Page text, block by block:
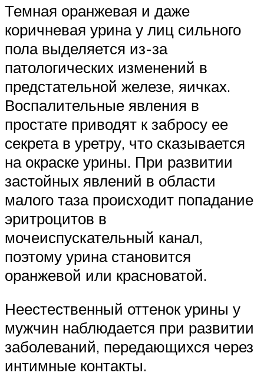
Темная оранжевая и даже
коричневая урина у лиц сильного
пола выделяется из-за
патологических изменений в
предстательной железе, яичках.
Воспалительные явления в
простате приводят к забросу ее
секрета в уретру, что сказывается
на окраске урины. При развитии
застойных явлений в области
малого таза происходит попадание
эритроцитов в
мочеиспускательный канал,
поэтому урина становится
оранжевой или красноватой.
Неестественный оттенок урины у
мужчин наблюдается при развитии
заболеваний, передающихся через
интимные контакты.